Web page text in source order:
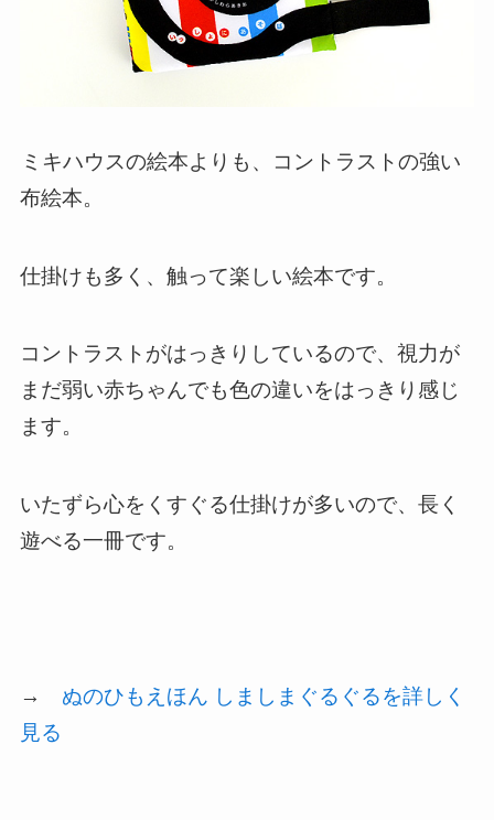
ミキハウスの絵本よりも、コントラストの強い
布絵本。
仕掛けも多く、触って楽しい絵本です。
コントラストがはっきりしているので、視力が
まだ弱い赤ちゃんでも色の違いをはっきり感じ
ます。
いたずら心をくすぐる仕掛けが多いので、長く
遊べる一冊です。
→ ぬのひもえほん しましまぐるぐるを詳しく
見る